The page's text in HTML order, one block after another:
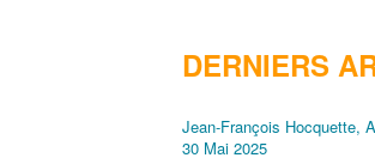
DERNIERS
Jean-François Hocquette,
30 Mai 2025